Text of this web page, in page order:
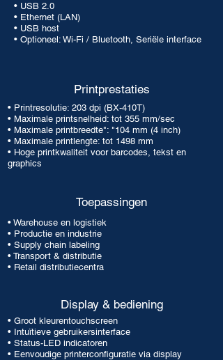
• USB 2.0
• Ethernet (LAN)
• USB host
• Optioneel: Wi-Fi / Bluetooth, Seriële interface
Printprestaties
• Printresolutie: 203 dpi (BX-410T)
• Maximale printsnelheid: tot 355 mm/sec
• Maximale printbreedte": "104 mm (4 inch)
• Maximale printlengte: tot 1498 mm
• Hoge printkwaliteit voor barcodes, tekst en
graphics
Toepassingen
• Warehouse en logistiek
• Productie en industrie
• Supply chain labeling
• Transport & distributie
• Retail distributiecentra
Display & bediening
• Groot kleurentouchscreen
• Intuïtieve gebruikersinterface
• Status-LED indicatoren
• Eenvoudige printerconfiguratie via display